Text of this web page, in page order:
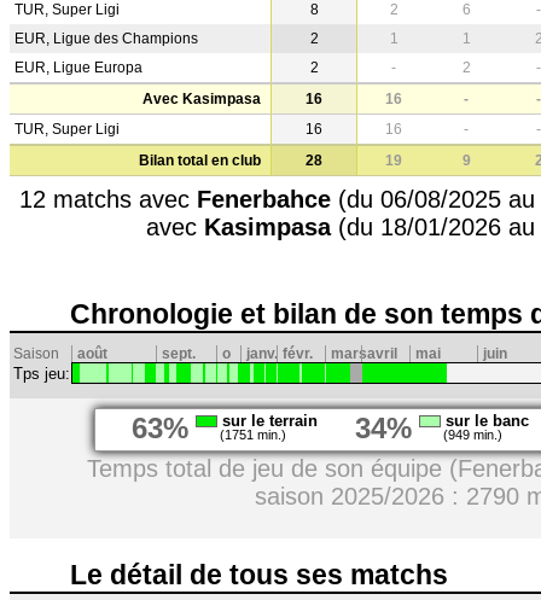
TUR, Super Ligi
8 2 6
-
EUR, Ligue des Champions
2 1 1
EUR, Ligue Europa
2 - 2
-
Avec Kasimpasa
16 16 -
-
TUR, Super Ligi
16 16 -
-
Bilan total en club
28 19 9
12 matchs avec Fenerbahce(du 06/08/2025 au
avec Kasimpasa(du 18/01/2026 au
Chronologie et bilan de son temps
Saison août sept. o janv. févr. marsavril mai juin
Tps jeu:
63% sur le terrain
(1751 min.) 34% sur le banc
(949 min.)
Temps total de jeu de son équipe
saison 2025/2026 : 2790
Le détail de tous ses matchs